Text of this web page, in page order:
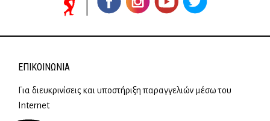
ΕΠΙΚΟΙΝΩΝΊΑ
Για διευκρινίσεις και υποστήριξη παραγγελιών μέσω του
Internet